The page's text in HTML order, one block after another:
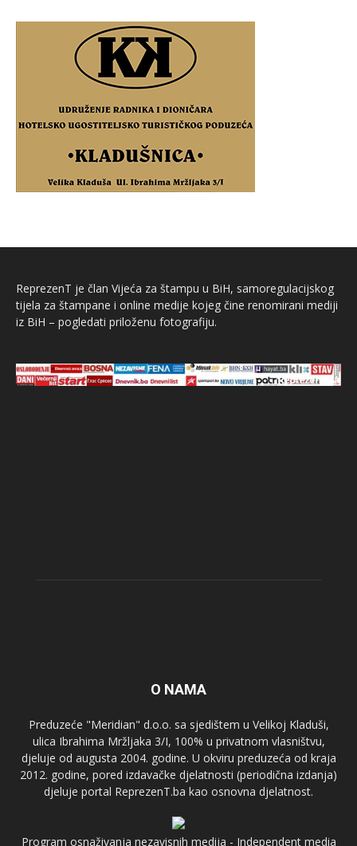
ReprezenT je član Vijeća za štampu u BiH, samoregulacijskog
tijela za štampane i online medije kojeg čine renomirani mediji
iz BiH – pogledati priloženu fotografiju.
O NAMA
Preduzeće "Meridian" d.o.o. sa sjedištem u Velikoj Kladuši,
ulica Ibrahima Mržljaka 3/I, 100% u privatnom vlasništvu,
djeluje od augusta 2004. godine. U okviru preduzeća od kraja
2012. godine, pored izdavačke djelatnosti (periodična izdanja)
djeluje portal ReprezenT.ba kao osnovna djelatnost.
Program osnaživanja nezavisnih medija - Independent media